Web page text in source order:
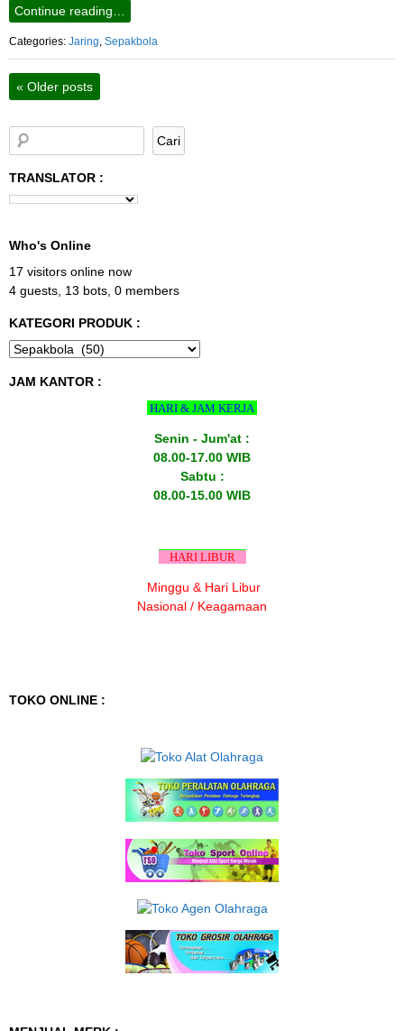
Continue reading…
Categories: Jaring Sepakbola
« Older posts
TRANSLATOR :
Who's Online
17 visitors online now
4 guests, 13 bots, 0 members
KATEGORI PRODUK :
JAM KANTOR :
HARI & JAM KERJA
Senin - Jum'at :
08.00-17.00 WIB
Sabtu :
08.00-15.00 WIB
HARI LIBUR
Minggu & Hari Libur
Nasional / Keagamaan
TOKO ONLINE :